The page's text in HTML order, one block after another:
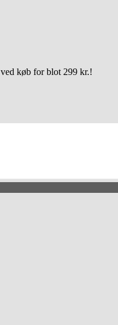
køb for blot 299 kr.!